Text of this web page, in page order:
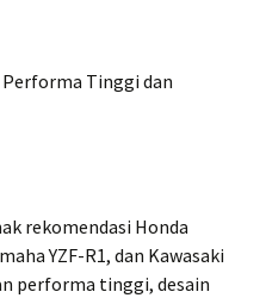
Tinggi dan
rekomendasi Honda
YZF-R1, dan Kawasaki
performa tinggi, desain